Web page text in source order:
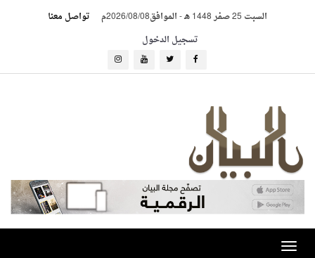
السبت 25 صفر 1448 هـ -الموافق2026/08/08م
تواصل معنا
تسجيل الدخول
Toggle